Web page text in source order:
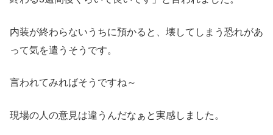
内装が終わらないうちに預かると、壊してしまう恐れがあ
って気を遣うそうです。
言われてみればそうですね～
現場の人の意見は違うんだなぁと実感しました。